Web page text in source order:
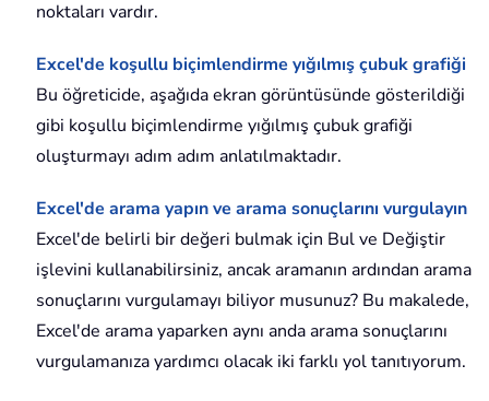
noktaları vardır.
Excel'de koşullu biçimlendirme yığılmış çubuk grafiği
Bu öğreticide, aşağıda ekran görüntüsünde gösterildiği
gibi koşullu biçimlendirme yığılmış çubuk grafiği
oluşturmayı adım adım anlatılmaktadır.
Excel'de arama yapın ve arama sonuçlarını vurgulayın
Excel'de belirli bir değeri bulmak için Bul ve Değiştir
işlevini kullanabilirsiniz, ancak aramanın ardından arama
sonuçlarını vurgulamayı biliyor musunuz? Bu makalede,
Excel'de arama yaparken aynı anda arama sonuçlarını
vurgulamanıza yardımcı olacak iki farklı yol tanıtıyorum.